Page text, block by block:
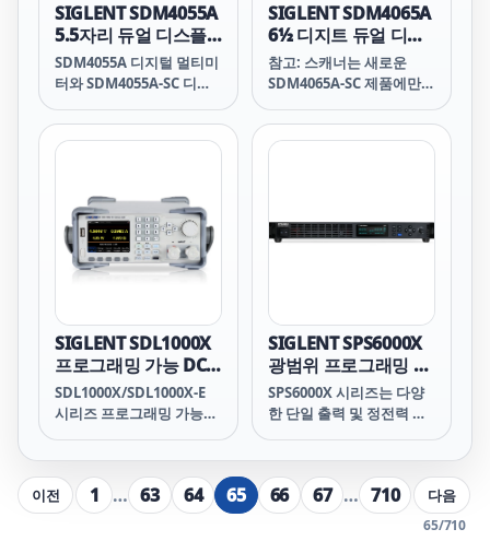
SIGLENT SDM4055A
5.5자리 듀얼 디스플
레이 디지털 멀티미터
SDM4055A 디지털 멀티미
터와 SDM4055A-SC 디지
자리 판독 분해능과 듀얼
디스플레이를 갖추고 있어
합합니다.
SIGLENT SDM4065A
6½ 디지트 듀얼 디스
플레이 디지털 멀티미
터
참고: 스캐너는 새로운
SDM4065A-SC 제품에만
SDM4065A 기기에 추가할
수 없습니다.
SIGLENT SDL1000X
프로그래밍 가능 DC
전자 부하
SDL1000X/SDL1000X-E
시리즈 프로그래밍 가능
사용자 친화적인 인터페이
스, 그리고 탁월한 성능 사
양을 갖추고 있습니다.
SIGLENT SPS6000X
광범위 프로그래밍 가
능 스위칭 DC 전원 공
급 장치
SPS6000X 시리즈는 다양
한 단일 출력 및 정전력 기
입니다. 이 시리즈는
SPS6225X와 SPS6150X의
두 가지 모델로 구성되어
이전 1 … 63 64 65 66 67 … 710 다음
65/710